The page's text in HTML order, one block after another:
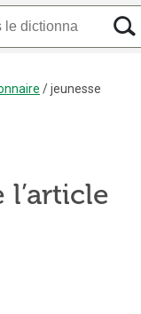
/jeunesse
l’article